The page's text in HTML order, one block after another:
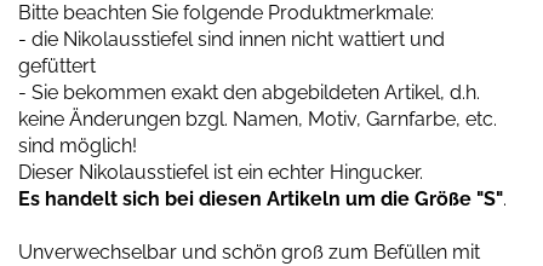
Bitte beachten Sie folgende Produktmerkmale:
- die Nikolausstiefel sind innen nicht wattiert und
gefüttert
- Sie bekommen exakt den abgebildeten Artikel, d.h.
keine Änderungen bzgl. Namen, Motiv, Garnfarbe, etc.
sind möglich!
Dieser Nikolausstiefel ist ein echter Hingucker.
Es handelt sich bei diesen Artikeln um die Größe "S".
Unverwechselbar und schön groß zum Befüllen mit